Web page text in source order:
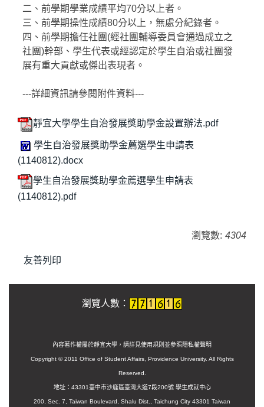
二、前學期學業成績平均70分以上者。
三、前學期操性成績80分以上，無處分紀錄者。
四、前學期擔任社團(經社團輔導委員會通過成立之
社團)幹部、學生代表或經認定於學生自治或社團發
展有重大貢獻或傑出表現者。
---詳細資訊請參閱附件資料---
靜宜大學學生自治發展獎助學金設置辦法.pdf
學生自治發展獎助學金薦選學生申請表
(1140812).docx
學生自治發展獎助學金薦選學生申請表
(1140812).pdf
瀏覽數: 4304
友善列印
瀏覽人數：
內容著作權屬於靜宜大學，請詳見使用規則並參照隱私權聲明
Copyright © 2011 Office of Student Affairs, Providence University. All Rights
Reserved.
地址：43301臺中市沙鹿區臺灣大道7段200號 學生成就中心
200, Sec. 7, Taiwan Boulevard, Shalu Dist., Taichung City 43301 Taiwan